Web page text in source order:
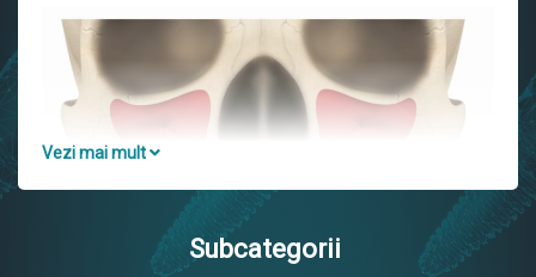
Vezi mai mult
Subcategorii